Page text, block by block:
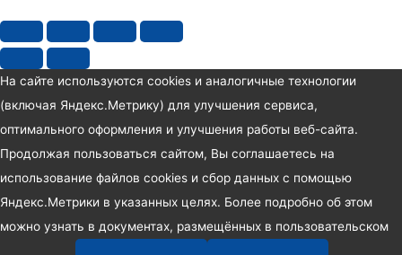
На сайте используются cookies и аналогичные технологии
(включая Яндекс.Метрику) для улучшения сервиса,
оптимального оформления и улучшения работы веб-сайта.
Продолжая пользоваться сайтом, Вы соглашаетесь на
использование файлов cookies и сбор данных с помощью
Яндекс.Метрики в указанных целях. Более подробно об этом
можно узнать в документах, размещённых в пользовательском